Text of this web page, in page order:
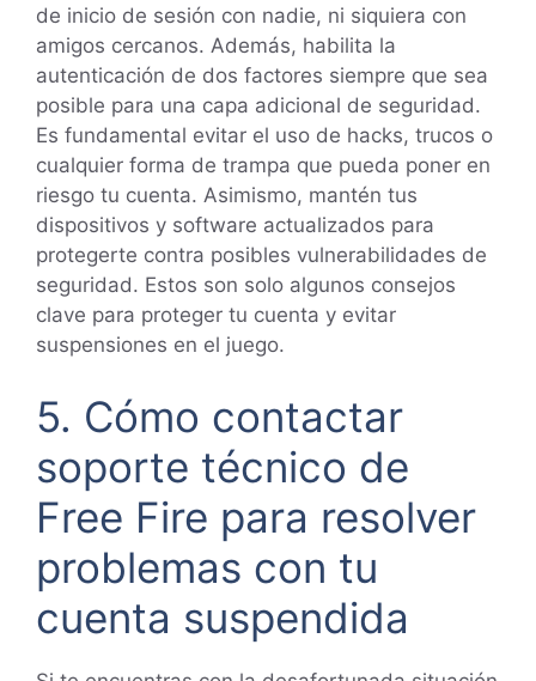
de inicio de sesión con nadie, ni siquiera con
amigos cercanos. Además, habilita la
autenticación de dos factores siempre que sea
posible para una capa adicional de seguridad.
Es fundamental evitar el uso de hacks, trucos o
cualquier forma de trampa que pueda poner en
riesgo tu cuenta. Asimismo, mantén tus
dispositivos y software actualizados para
protegerte contra posibles vulnerabilidades de
seguridad. Estos son solo algunos consejos
clave para proteger tu cuenta y evitar
suspensiones en el juego.
5. Cómo contactar
soporte técnico de
Free Fire para resolver
problemas con tu
cuenta suspendida